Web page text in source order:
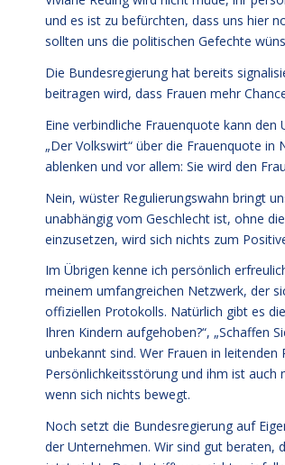
und es ist zu befürchten, dass uns hier
sollten uns die politischen Gefechte
Die Bundesregierung hat bereits
beitragen wird, dass Frauen mehr
Eine verbindliche Frauenquote kann
„Der Volkswirt“ über die Frauenquote
ablenken und vor allem: Sie wird den
Nein, wüster Regulierungswahn bringt
unabhängig vom Geschlecht ist, ohne
einzusetzen, wird sich nichts zum
Im Übrigen kenne ich persönlich
meinem umfangreichen Netzwerk, der
offiziellen Protokolls. Natürlich gibt es
Ihren Kindern aufgehoben?“, „Schaffen
unbekannt sind. Wer Frauen in
Persönlichkeitsstörung und ihm ist
wenn sich nichts bewegt.
Noch setzt die Bundesregierung auf
der Unternehmen. Wir sind gut beraten,